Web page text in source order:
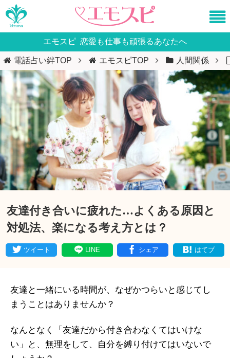
エモスピ 恋愛も仕事も頑張るあなたへ
電話占い絆TOP エモスピTOP 人間関係
友達付き合いに疲れた…よくある原因と
対処法、楽になる考え方とは？
ツイート LINE シェア はてブ
友達と一緒にいる時間が、なぜかつらいと感じてし
まうことはありませんか？
なんとなく「友達だから付き合わなくてはいけな
い」と、無理をして、自分を縛り付けてはいないで